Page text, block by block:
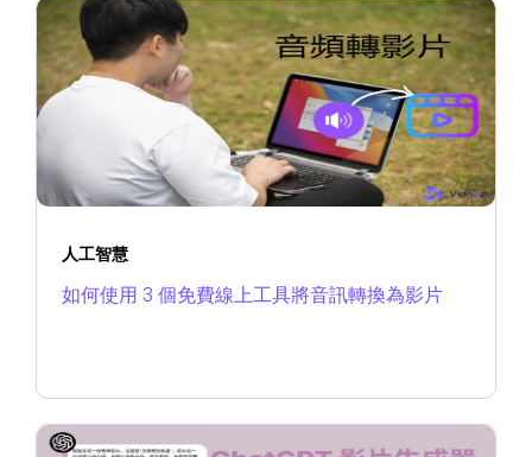
人工智慧
如何使用 3 個免費線上工具將音訊轉換為影片